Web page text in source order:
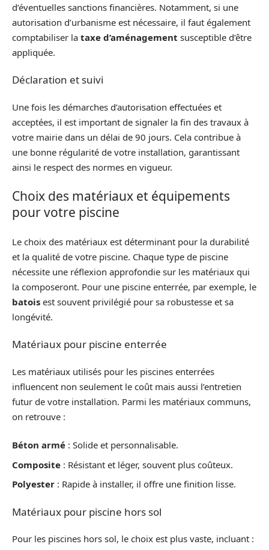
d’éventuelles sanctions financières. Notamment, si une
autorisation d’urbanisme est nécessaire, il faut également
comptabiliser la taxe d’aménagement susceptible d’être
appliquée.
Déclaration et suivi
Une fois les démarches d’autorisation effectuées et
acceptées, il est important de signaler la fin des travaux à
votre mairie dans un délai de 90 jours. Cela contribue à
une bonne régularité de votre installation, garantissant
ainsi le respect des normes en vigueur.
Choix des matériaux et équipements
pour votre piscine
Le choix des matériaux est déterminant pour la durabilité
et la qualité de votre piscine. Chaque type de piscine
nécessite une réflexion approfondie sur les matériaux qui
la composeront. Pour une piscine enterrée, par exemple, le
batois est souvent privilégié pour sa robustesse et sa
longévité.
Matériaux pour piscine enterrée
Les matériaux utilisés pour les piscines enterrées
influencent non seulement le coût mais aussi l’entretien
futur de votre installation. Parmi les matériaux communs,
on retrouve :
Béton armé : Solide et personnalisable.
Composite : Résistant et léger, souvent plus coûteux.
Polyester : Rapide à installer, il offre une finition lisse.
Matériaux pour piscine hors sol
Pour les piscines hors sol, le choix est plus vaste, incluant :